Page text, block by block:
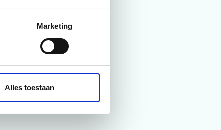
Marketing
Alles toestaan
aandacht